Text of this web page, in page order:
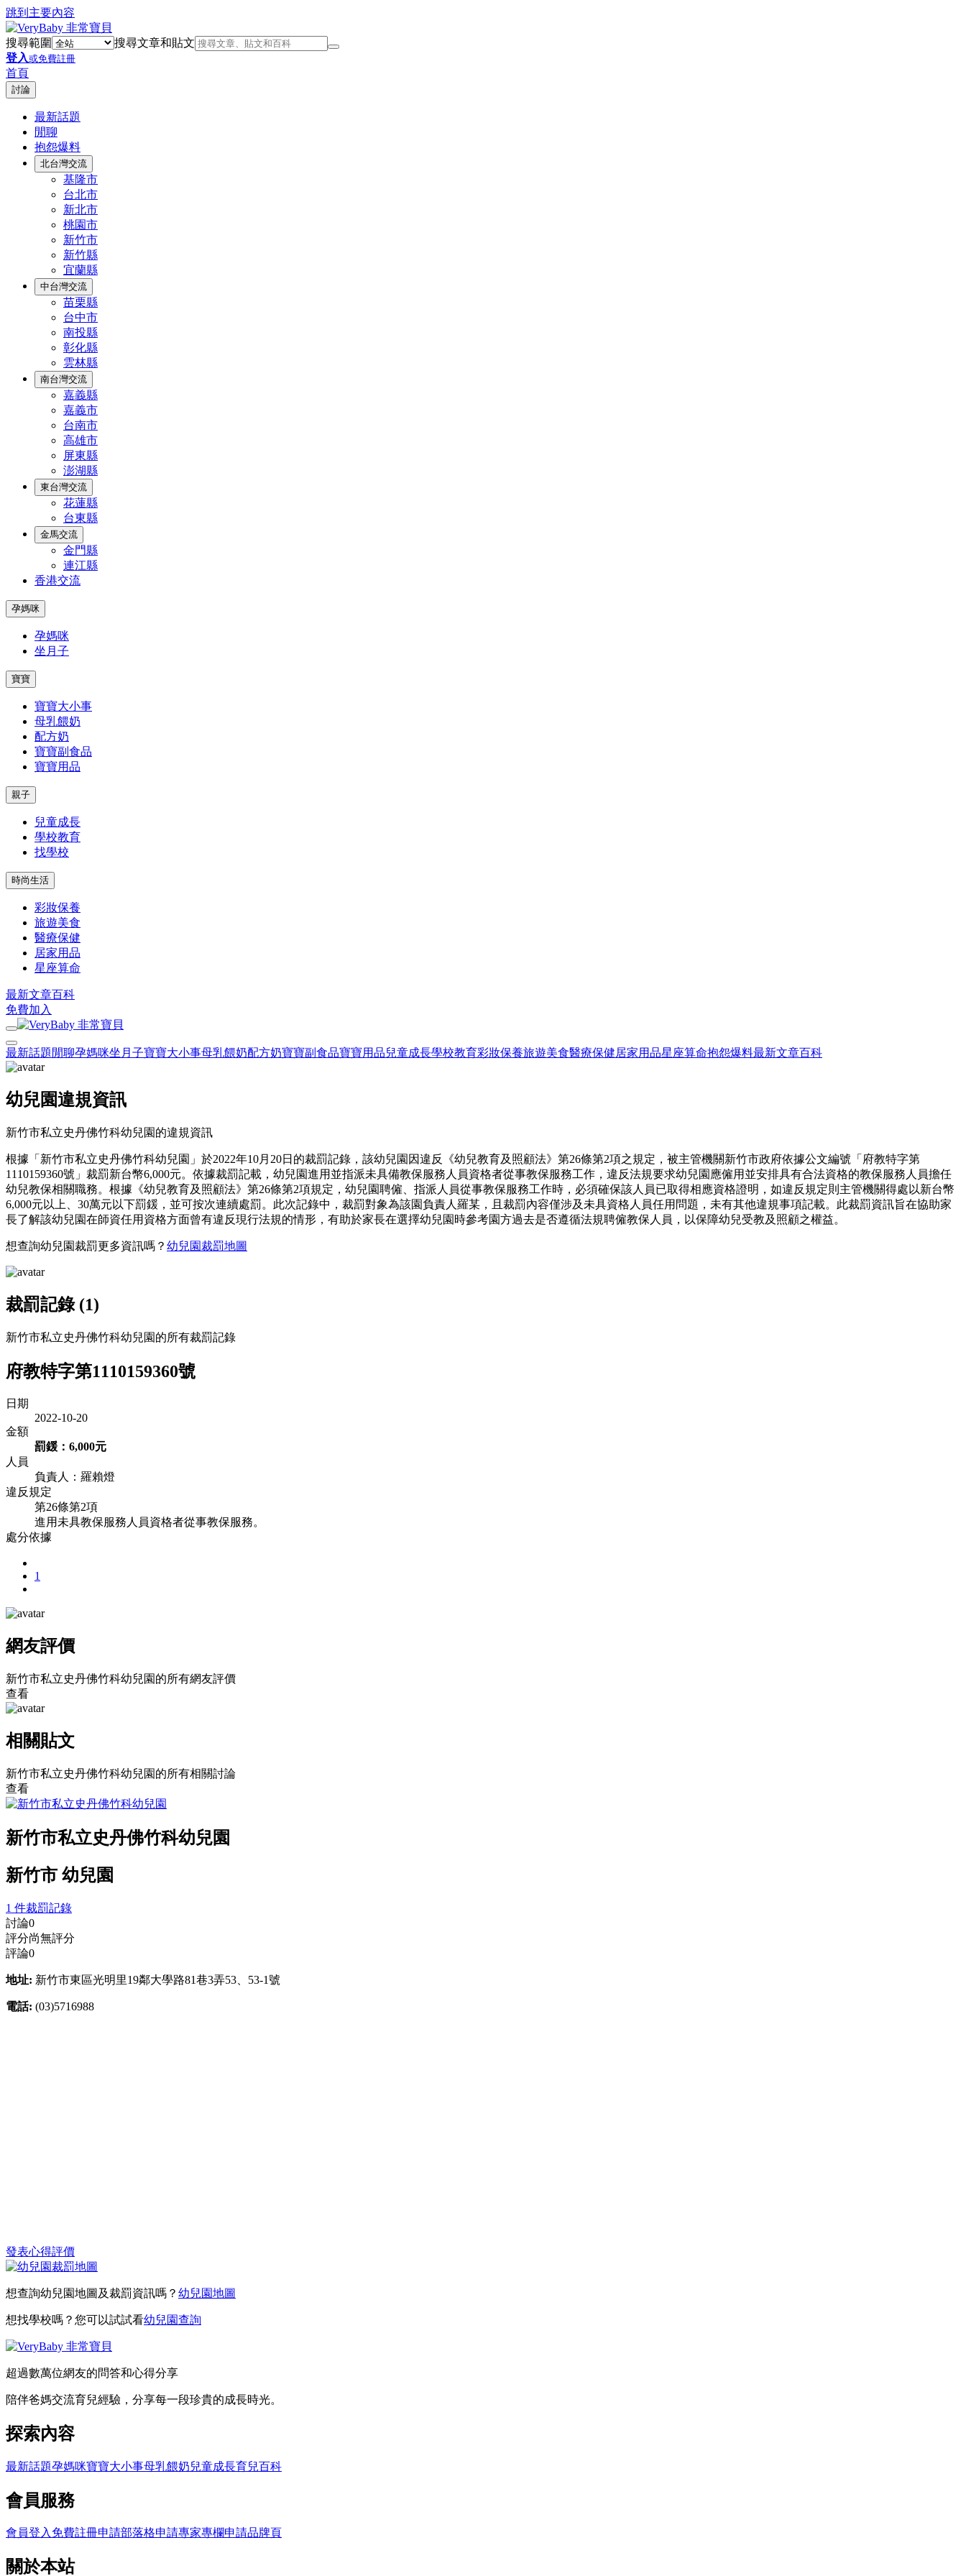
跳到主要內容
搜尋範圍
搜尋文章和貼文
登入或免費註冊
首頁
討論
最新話題
閒聊
抱怨爆料
北台灣交流
基隆市
台北市
新北市
桃園市
新竹市
新竹縣
宜蘭縣
中台灣交流
苗栗縣
台中市
南投縣
彰化縣
雲林縣
南台灣交流
嘉義縣
嘉義市
台南市
高雄市
屏東縣
澎湖縣
東台灣交流
花蓮縣
台東縣
金馬交流
金門縣
連江縣
香港交流
孕媽咪
孕媽咪
坐月子
寶寶
寶寶大小事
母乳餵奶
配方奶
寶寶副食品
寶寶用品
親子
兒童成長
學校教育
找學校
時尚生活
彩妝保養
旅遊美食
醫療保健
居家用品
星座算命
最新文章百科
免費加入
最新話題 閒聊孕媽咪坐月子寶寶大小事母乳餵奶配方奶寶寶副食品寶寶用品兒童成長學校教育彩妝保養旅遊美食醫療保健居家用品星座算命抱怨爆料最新文章百科
幼兒園違規資訊
新竹市私立史丹佛竹科幼兒園的違規資訊
根據「新竹市私立史丹佛竹科幼兒園」於2022年10月20日的裁罰記錄，該幼兒園因違反《幼兒教育及照顧法》第26條第2項之規定，被主管機關新竹市政府依據公文編號「府教特字第
1110159360號」裁罰新台幣6,000元。依據裁罰記載，幼兒園進用並指派未具備教保服務人員資格者從事教保服務工作，違反法規要求幼兒園應僱用並安排具有合法資格的教保服務人員擔任
幼兒教保相關職務。根據《幼兒教育及照顧法》第26條第2項規定，幼兒園聘僱、指派人員從事教保服務工作時，必須確保該人員已取得相應資格證明，如違反規定則主管機關得處以新台幣
6,000元以上、30萬元以下罰鍰，並可按次連續處罰。此次記錄中，裁罰對象為該園負責人羅某，且裁罰內容僅涉及未具資格人員任用問題，未有其他違規事項記載。此裁罰資訊旨在協助家
長了解該幼兒園在師資任用資格方面曾有違反現行法規的情形，有助於家長在選擇幼兒園時參考園方過去是否遵循法規聘僱教保人員，以保障幼兒受教及照顧之權益。
想查詢幼兒園裁罰更多資訊嗎？ 幼兒園裁罰地圖
裁罰記錄 (1)
新竹市私立史丹佛竹科幼兒園的所有裁罰記錄
府教特字第1110159360號
日期
2022-10-20
金額
罰鍰：6,000元
人員
負責人：羅賴燈
違反規定
第26條第2項
進用未具教保服務人員資格者從事教保服務。
處分依據
1
網友評價
新竹市私立史丹佛竹科幼兒園的所有網友評價
查看
相關貼文
新竹市私立史丹佛竹科幼兒園的所有相關討論
查看
新竹市私立史丹佛竹科幼兒園
新竹市 幼兒園
1 件裁罰記錄
討論0
評分尚無評分
評論0
地址: 新竹市東區光明里19鄰大學路81巷3弄53、53-1號
電話: (03)5716988
發表心得評價
想查詢幼兒園地圖及裁罰資訊嗎？ 幼兒園地圖
想找學校嗎？您可以試試看幼兒園查詢
超過數萬位網友的問答和心得分享
陪伴爸媽交流育兒經驗，分享每一段珍貴的成長時光。
探索內容
最新話題孕媽咪寶寶大小事母乳餵奶兒童成長育兒百科
會員服務
會員登入免費註冊申請部落格申請專家專欄申請品牌頁
關於本站